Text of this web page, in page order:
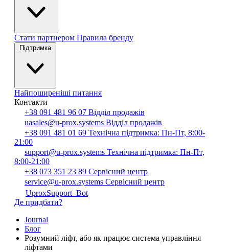
Стати партнером Правила бренду
Підтримка
Найпоширеніші питання
Контакти
+38 091 481 96 07 Відділ продажів
uasales@u-prox.systems Відділ продажів
+38 091 481 01 69 Технічна підтримка: Пн-Пт, 8:00-
21:00
support@u-prox.systems Технічна підтримка: Пн-Пт,
8:00-21:00
+38 073 351 23 89 Сервісний центр
service@u-prox.systems Сервісний центр
UproxSupport_Bot
Де придбати?
Journal
Блог
Розумний ліфт, або як працює система управління
ліфтами